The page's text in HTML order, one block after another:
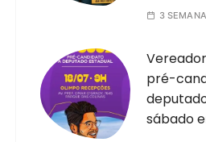
3
pré-
sábado